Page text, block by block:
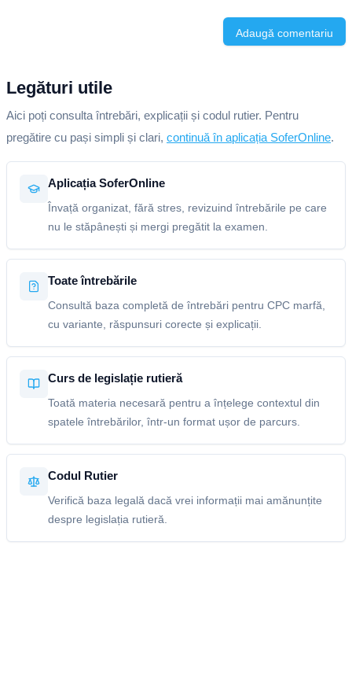
Adaugă comentariu
Legături utile
Aici poți consulta întrebări, explicații și codul rutier. Pentru
pregătire cu pași simpli și clari, continuă în aplicația SoferOnline.
Aplicația SoferOnline
Învață organizat, fără stres, revizuind întrebările pe care
nu le stăpânești și mergi pregătit la examen.
Toate întrebările
Consultă baza completă de întrebări pentru CPC marfă,
cu variante, răspunsuri corecte și explicații.
Curs de legislație rutieră
Toată materia necesară pentru a înțelege contextul din
spatele întrebărilor, într-un format ușor de parcurs.
Codul Rutier
Verifică baza legală dacă vrei informații mai amănunțite
despre legislația rutieră.